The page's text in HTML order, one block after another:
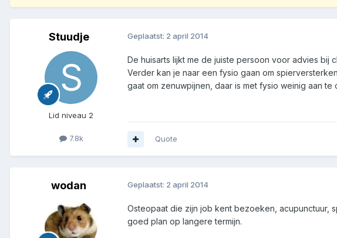
Stuudje
Lid niveau 2
7.8k
Geplaatst: 2 april 2014
De huisarts lijkt me de juiste persoon voor advies bij
Verder kan je naar een fysio gaan om
gaat om zenuwpijnen, daar is met fysio weinig aan
Quote
wodan Geplaatst: 2 april 2014
Osteopaat die zijn job kent bezoeken, acupunctuur,
goed plan op langere termijn.